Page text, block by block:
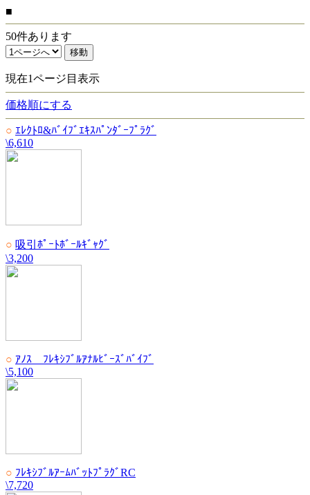
■
50件あります
現在1ページ目表示
価格順にする
○ ｴﾚｸﾄﾛ&ﾊﾞｲﾌﾞｴｷｽﾊﾟﾝﾀﾞｰﾌﾟﾗｸﾞ
\6,610
○ 吸引ﾎﾟｰﾄﾎﾞｰﾙｷﾞｬｸﾞ
\3,200
○ ｱﾉｽ ﾌﾚｷｼﾌﾞﾙｱﾅﾙﾋﾞｰｽﾞﾊﾞｲﾌﾞ
\5,100
○ ﾌﾚｷｼﾌﾞﾙｱｰﾑﾊﾞｯﾄﾌﾟﾗｸﾞRC
\7,720